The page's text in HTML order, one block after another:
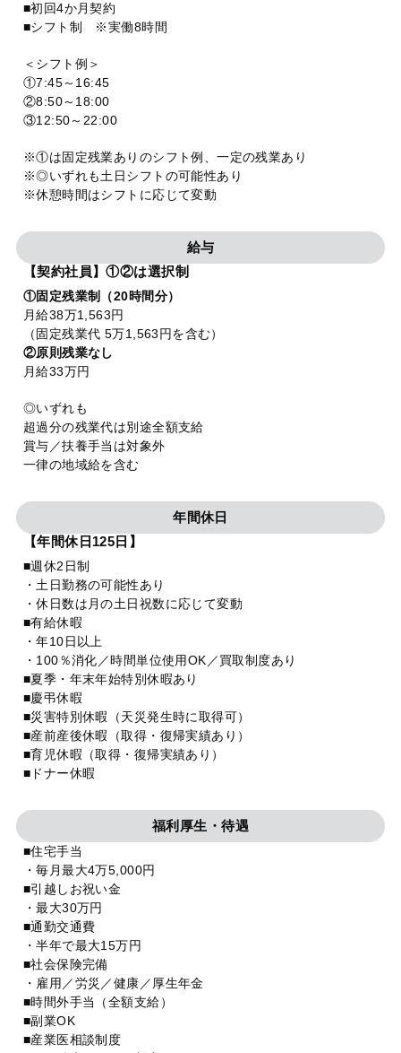
■初回4か月契約
■シフト制 ※実働8時間
＜シフト例＞
①7:45～16:45
②8:50～18:00
③12:50～22:00
※①は固定残業ありのシフト例、一定の残業あり
※◎いずれも土日シフトの可能性あり
※休憩時間はシフトに応じて変動
給与
【契約社員】①②は選択制
①固定残業制（20時間分）
月給38万1,563円
（固定残業代 5万1,563円を含む）
②原則残業なし
月給33万円
◎いずれも
超過分の残業代は別途全額支給
賞与／扶養手当は対象外
一律の地域給を含む
年間休日
【年間休日125日】
■週休2日制
・土日勤務の可能性あり
・休日数は月の土日祝数に応じて変動
■有給休暇
・年10日以上
・100％消化／時間単位使用OK／買取制度あり
■夏季・年末年始特別休暇あり
■慶弔休暇
■災害特別休暇（天災発生時に取得可）
■産前産後休暇（取得・復帰実績あり）
■育児休暇（取得・復帰実績あり）
■ドナー休暇
福利厚生・待遇
■住宅手当
・毎月最大4万5,000円
■引越しお祝い金
・最大30万円
■通勤交通費
・半年で最大15万円
■社会保険完備
・雇用／労災／健康／厚生年金
■時間外手当（全額支給）
■副業OK
■産業医相談制度